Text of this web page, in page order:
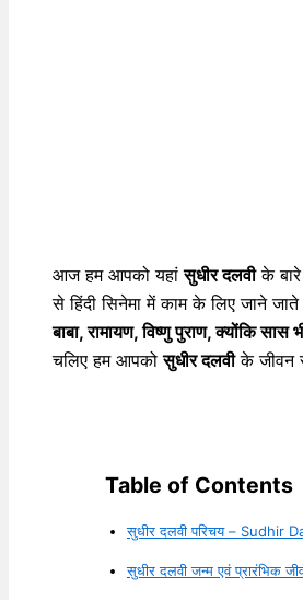
आज हम आपको यहांसुधीर दलवीके बारे
से हिंदी सिनेमा में काम के लिए जाने
बाबा, रामायण, विष्णु पुराण, क्योंकि सास
चलिए हम आपकोसुधीर दलवीके जीवन
Table of Contents
सुधीर दलवी परिचय – Sudhir
सुधीर दलवी जन्म एवं